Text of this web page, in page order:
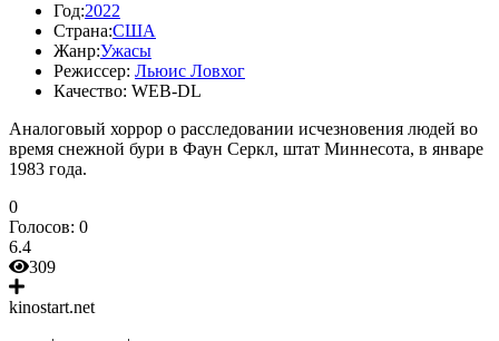
Год:2022
Страна:США
Жанр:Ужасы
Режиссер: Льюис Ловхог
Качество: WEB-DL
Аналоговый хоррор о расследовании исчезновения людей во
время снежной бури в Фаун Серкл, штат Миннесота, в январе
1983 года.
0
Голосов: 0
6.4
309
kinostart.net